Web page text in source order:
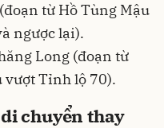
từ Hồ Tùng Mậu
ngược lại).
Long (đoạn từ
vượt Tỉnh lộ 70).
chuyển thay